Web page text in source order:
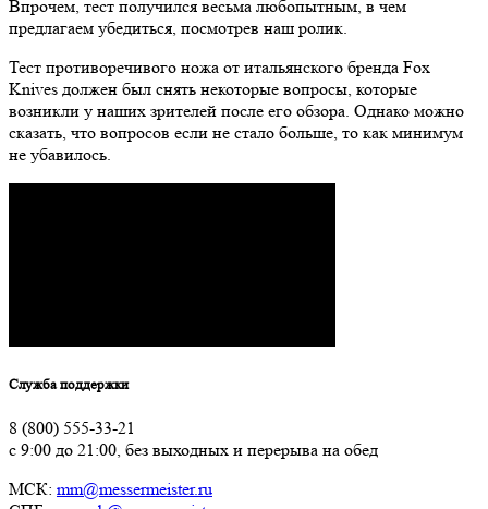
Впрочем, тест получился весьма любопытным, в чем
предлагаем убедиться, посмотрев наш ролик.
Тест противоречивого ножа от итальянского бренда Fox
Knives должен был снять некоторые вопросы, которые
возникли у наших зрителей после его обзора. Однако можно
сказать, что вопросов если не стало больше, то как минимум
не убавилось.
Служба поддержки
8 (800) 555-33-21
с 9:00 до 21:00, без выходных и перерыва на обед
МСК: mm@messermeister.ru